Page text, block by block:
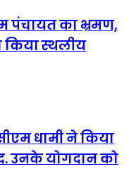
पंचायत का भ्रमण,
स्थलीय
धामी ने किया
उनके योगदान को